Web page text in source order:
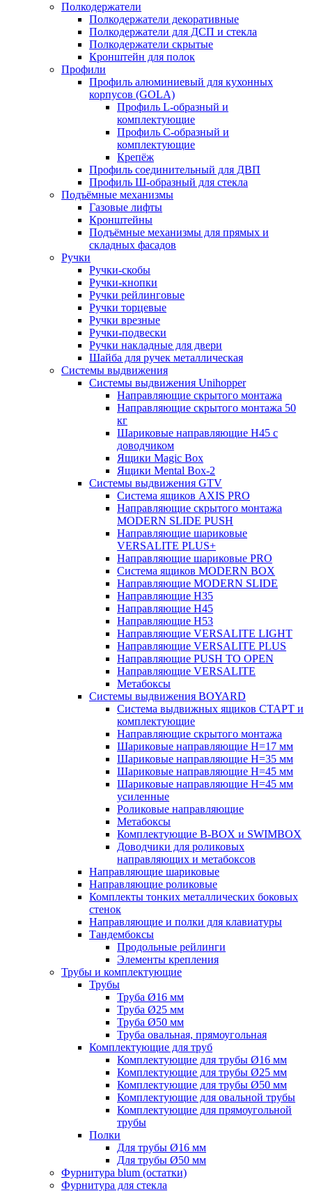
Полкодержатели
Полкодержатели декоративные
Полкодержатели для ДСП и стекла
Полкодержатели скрытые
Кронштейн для полок
Профили
Профиль алюминиевый для кухонных
корпусов (GOLA)
Профиль L-образный и
комплектующие
Профиль C-образный и
комплектующие
Крепёж
Профиль соединительный для ДВП
Профиль Ш-образный для стекла
Подъёмные механизмы
Газовые лифты
Кронштейны
Подъёмные механизмы для прямых и
складных фасадов
Ручки
Ручки-скобы
Ручки-кнопки
Ручки рейлинговые
Ручки торцевые
Ручки врезные
Ручки-подвески
Ручки накладные для двери
Шайба для ручек металлическая
Системы выдвижения
Системы выдвижения Unihopper
Направляющие скрытого монтажа
Направляющие скрытого монтажа 50
кг
Шариковые направляющие H45 с
доводчиком
Ящики Magic Box
Ящики Mental Box-2
Системы выдвижения GTV
Система ящиков AXIS PRO
Направляющие скрытого монтажа
MODERN SLIDE PUSH
Направляющие шариковые
VERSALITE PLUS+
Направляющие шариковые PRO
Система ящиков MODERN BOX
Направляющие MODERN SLIDE
Направляющие H35
Направляющие H45
Направляющие H53
Направляющие VERSALITE LIGHT
Направляющие VERSALITE PLUS
Направляющие PUSH TO OPEN
Направляющие VERSALITE
Метабоксы
Системы выдвижения BOYARD
Система выдвижных ящиков СТАРТ и
комплектующие
Направляющие скрытого монтажа
Шариковые направляющие H=17 мм
Шариковые направляющие H=35 мм
Шариковые направляющие H=45 мм
Шариковые направляющие H=45 мм
усиленные
Роликовые направляющие
Метабоксы
Комплектующие B-BOX и SWIMBOX
Доводчики для роликовых
направляющих и метабоксов
Направляющие шариковые
Направляющие роликовые
Комплекты тонких металлических боковых
стенок
Направляющие и полки для клавиатуры
Тандембоксы
Продольные рейлинги
Элементы крепления
Трубы и комплектующие
Трубы
Труба Ø16 мм
Труба Ø25 мм
Труба Ø50 мм
Труба овальная, прямоугольная
Комплектующие для труб
Комплектующие для трубы Ø16 мм
Комплектующие для трубы Ø25 мм
Комплектующие для трубы Ø50 мм
Комплектующие для овальной трубы
Комплектующие для прямоугольной
трубы
Полки
Для трубы Ø16 мм
Для трубы Ø50 мм
Фурнитура blum (остатки)
Фурнитура для стекла